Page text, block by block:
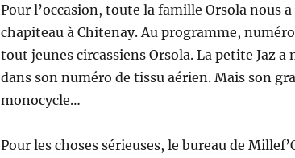
Pour l’occasion, toute la famille Orsola nous
chapiteau à Chitenay. Au programme,
tout jeunes circassiens Orsola. La petite Jaz
dans son numéro de tissu aérien. Mais son
monocycle…
Pour les choses sérieuses, le bureau de